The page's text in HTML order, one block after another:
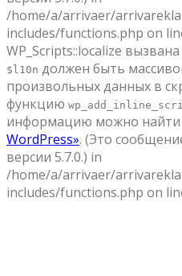
/home/a/arrivaer/
includes/functions.php on
WP_Scripts::localize вызвана
$l10n должен быть
произвольных данных в
функцию
информацию можно найти
WordPress». (Это
версии 5.7.0.) in
/home/a/arrivaer/
includes/functions.php on